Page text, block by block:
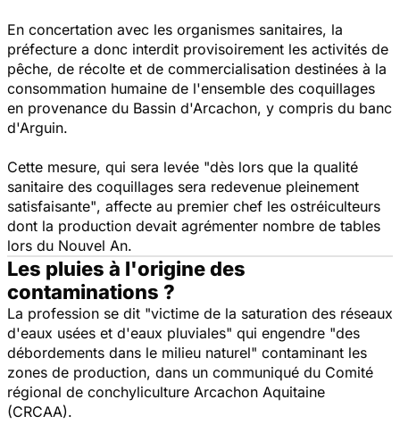
En concertation avec les organismes sanitaires, la
préfecture a donc interdit provisoirement les activités de
pêche, de récolte et de commercialisation destinées à la
consommation humaine de l'ensemble des coquillages
en provenance du Bassin d'Arcachon, y compris du banc
d'Arguin.
Cette mesure, qui sera levée "dès lors que la qualité
sanitaire des coquillages sera redevenue pleinement
satisfaisante", affecte au premier chef les ostréiculteurs
dont la production devait agrémenter nombre de tables
lors du Nouvel An.
Les pluies à l'origine des
contaminations ?
La profession se dit "victime de la saturation des réseaux
d'eaux usées et d'eaux pluviales" qui engendre "des
débordements dans le milieu naturel" contaminant les
zones de production, dans un communiqué du Comité
régional de conchyliculture Arcachon Aquitaine
(CRCAA).